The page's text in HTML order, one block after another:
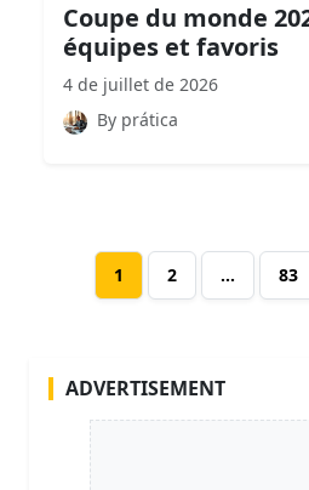
Coupe du monde
équipes et favoris
4 de juillet de 2026
By prática
1 2 … 83
ADVERTISEMENT